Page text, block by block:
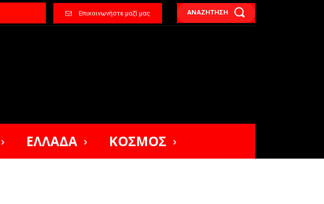
Επικοινωνήστε μαζί μας ΑΝΑΖΗΤΗΣΗ
ΕΛΛΑΔΑ ΚΟΣΜΟΣ